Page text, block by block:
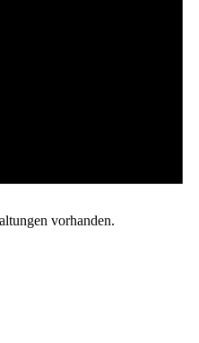
vorhanden.